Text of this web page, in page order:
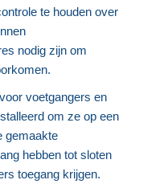
te houden over
nodig zijn om
voetgangers en
om ze op een
gemaakte
hebben tot sloten
toegang krijgen.